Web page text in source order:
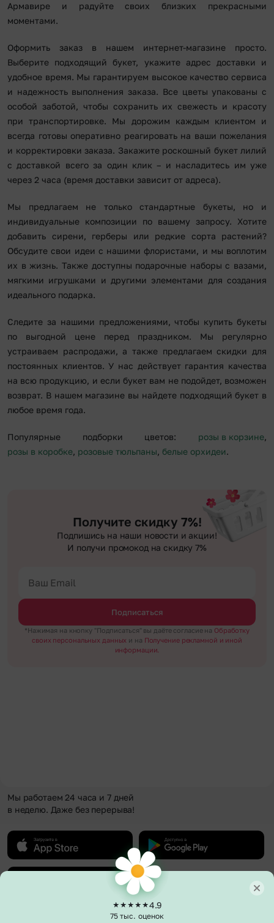
Армавире и радуйте своих близких прекрасными
моментами.
Оформить заказ в нашем интернет-магазине просто.
Выберите подходящий букет, укажите адрес доставки и
удобное время. Мы гарантируем высокое качество сервиса
и надежность выполнения заказа. Все цветы упакованы с
особой заботой, чтобы сохранить их свежесть и красоту
при транспортировке. Мы дорожим каждым клиентом и
всегда готовы оперативно реагировать на ваши пожелания
и корректировки заказа. Закажите роскошный букет лилий
с доставкой всего за один клик – и насладитесь им уже
через 2 часа (время доставки зависит от адреса).
Мы предлагаем не только стандартные букеты, но и
индивидуальные композиции по вашему запросу. Хотите
добавить сирени, герберы или редкие сорта растений?
Обсудите свои идеи с нашими флористами, и мы воплотим
их в жизнь. Также доступны подарочные наборы с вазами,
мягкими игрушками и другими элементами для создания
идеального подарка.
Следите за нашими предложениями, чтобы купить букеты
по выгодной цене перед праздником. Мы регулярно
устраиваем распродажи, а также предлагаем скидки для
постоянных клиентов. У нас действует гарантия качества
на всю продукцию, и если букет вам не подойдет, возможен
возврат. В нашем магазине вы найдете подходящий букет в
любое время года.
Популярные подборки цветов: розы в корзине,
розы в коробке, розовые тюльпаны, белые орхидеи.
Получите скидку 7%!
Подпишись на наши новости и акции!
И получи промокод на скидку 7%
Подписаться
*Нажимая на кнопку "Подписаться" вы даёте согласие на Обработку
своих персональных данных и на Получение рекламной и иной
информации.
Мы работаем 24 часа и 7 дней
в неделю. Даже без перерыва!
4.9
75 тыс. оценок